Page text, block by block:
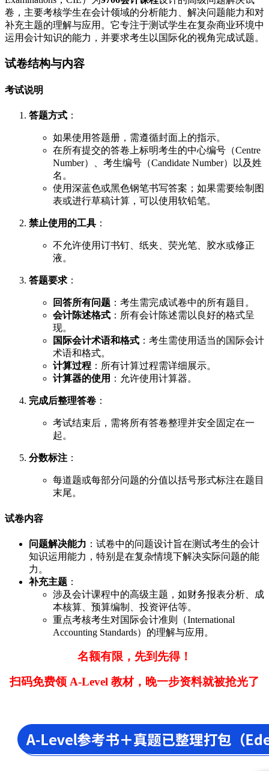
卷，主要考核学生在会计领域的分析能力、解决问题能力和对
补充主题的理解与应用。它专注于测试学生在复杂商业环境中
运用会计知识的能力，并要求考生以国际化的视角完成试题。
试卷结构与内容
考试说明
答题方式 ：
如果使用答题册，需遵循封面上的指示。
在所有提交的答卷上标明考生的中心编号（Centre
Number）、考生编号（Candidate Number）以及姓
名。
使用深蓝色或黑色钢笔书写答案；如果需要绘制图
表或进行草稿计算，可以使用软铅笔。
禁止使用的工具 ：
不允许使用订书钉、纸夹、荧光笔、胶水或修正
液。
答题要求：
回答所有问题 ：考生需完成试卷中的所有题目。
会计陈述格式 ：所有会计陈述需以良好的格式呈
现。
国际会计术语和格式 ：考生需使用适当的国际会计
术语和格式。
计算过程 ：所有计算过程需详细展示。
计算器的使用 ：允许使用计算器。
完成后整理答卷 ：
考试结束后，需将所有答卷整理并安全固定在一
起。
分数标注 ：
每道题或每部分问题的分值以括号形式标注在题目
末尾。
试卷内容
问题解决能力 ：试卷中的问题设计旨在测试考生的会计
知识运用能力，特别是在复杂情境下解决实际问题的能
力。
补充主题 ：
涉及会计课程中的高级主题，如财务报表分析、成
本核算、预算编制、投资评估等。
重点考核考生对国际会计准则（International
Accounting Standards）的理解与应用。
名额有限，先到先得！
扫码免费领 A-Level 教材，晚一步资料就被抢光了